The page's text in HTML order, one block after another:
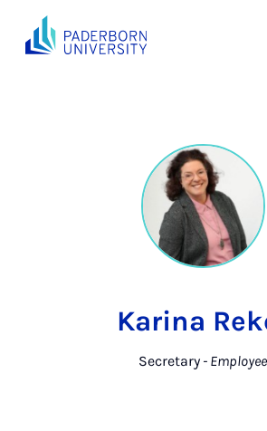
Karina
Secretary - Employee